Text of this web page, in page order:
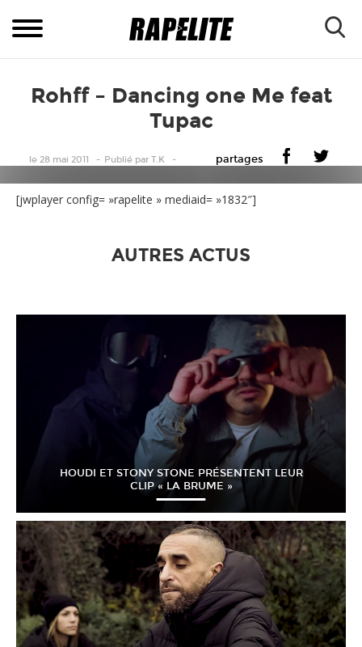
Rohff – Dancing one Me feat
Tupac
le 28 mai 2011 Publié par T.K partages
[jwplayer config= »rapelite » mediaid= »1832″]
AUTRES ACTUS
HOUDI ET STONY STONE PRÉSENTENT LEUR
CLIP « LA BRUME »